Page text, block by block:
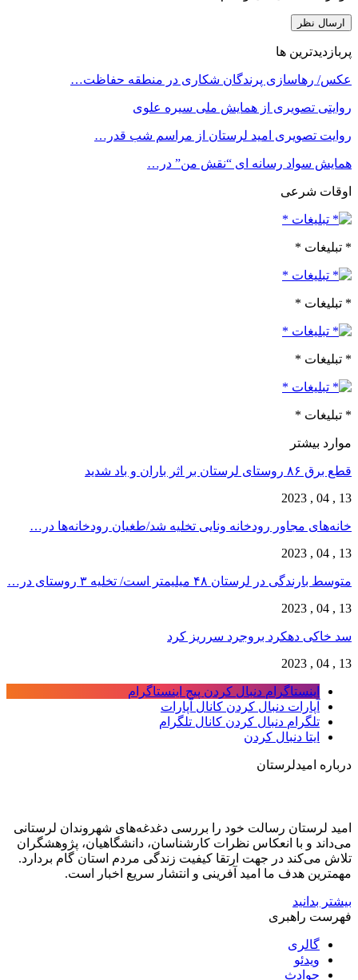
پربازدیدترین ها
عکس/ رهاسازی پرندگان شکاری در منطقه حفاظت…
روایتی تصویری از همایش ملی سیره علوی
روایت تصویری امید لرستان از مراسم شب قدر…
همایش سواد رسانه ای “نقش من” در…
اوقات شرعی
* تبلیغات *
* تبلیغات *
* تبلیغات *
* تبلیغات *
موارد بیشتر
قطع برق ۸۶ روستای لرستان بر اثر باران و باد شدید
13 , 04 , 2023
خانه‌های مجاور رودخانه ونایی تخلیه شد/طغیان رودخانه‌ها در…
13 , 04 , 2023
متوسط بارندگی در لرستان ۴۸ میلیمتر است/ تخلیه ۳ روستای در…
13 , 04 , 2023
سد خاکی دهکرد بروجرد سرریز کرد
13 , 04 , 2023
اینستاگرام دنبال کردن پیج اینستاگرام
آپارات دنبال کردن کانال آپارات
تلگرام دنبال کردن کانال تلگرام
ایتا دنبال کردن
درباره امیدلرستان
امید لرستان رسالت خود را بررسی دغدغه‌های شهروندان لرستانی
می‌داند و با انعکاس نظرات کارشناسان، دانشگاهیان، پژوهشگران
تلاش می‌کند در جهت ارتقا کیفیت زندگی مردم استان گام بردارد.
مهمترین هدف ما امید آفرینی و انتشار سریع اخبار است.
بیشتر بدانید
فهرست راهبری
گالری
ویدئو
حوادث